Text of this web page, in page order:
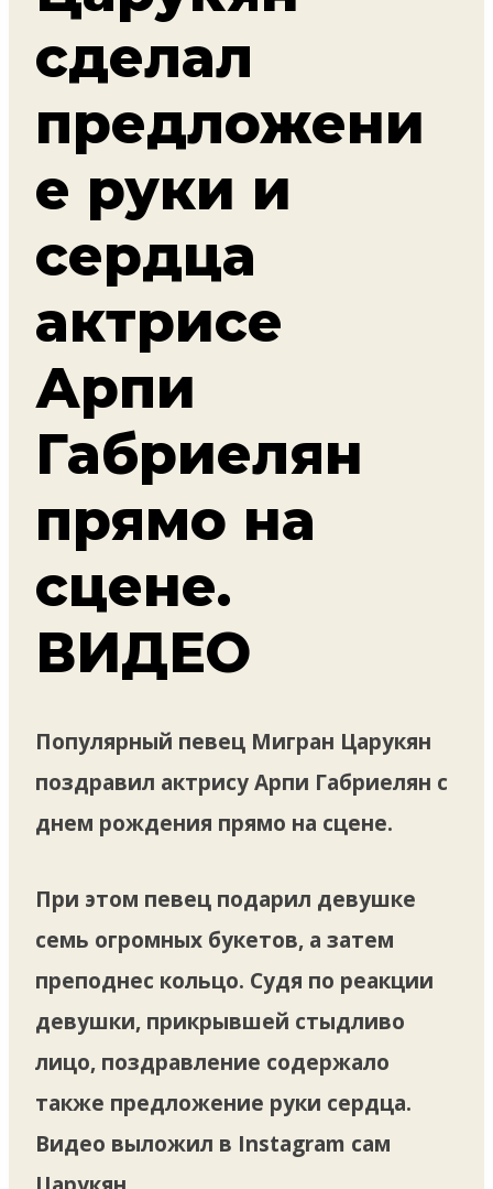
сделал
предложени
е руки и
сердца
актрисе
Арпи
Габриелян
прямо на
сцене.
ВИДЕО
Популярный певец Мигран Царукян
поздравил актрису Арпи Габриелян с
днем рождения прямо на сцене.
При этом певец подарил девушке
семь огромных букетов, а затем
преподнес кольцо. Судя по реакции
девушки, прикрывшей стыдливо
лицо, поздравление содержало
также предложение руки сердца.
Видео выложил в Instagram сам